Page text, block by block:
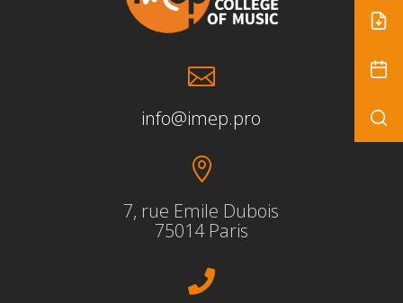

info@imep.pro

7, rue Emile Dubois
75014 Paris
